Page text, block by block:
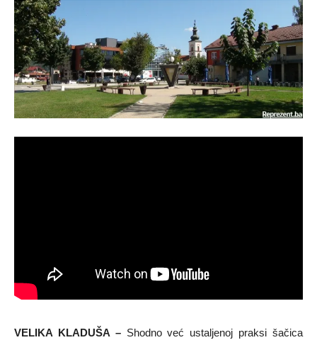
VELIKA KLADUŠA –Shodno već ustaljenoj praksi šačica